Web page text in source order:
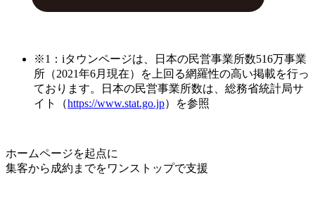
※1：iタウンページは、日本の民営事業所数516万事業
所（2021年6月現在）を上回る網羅性の高い掲載を行っ
ております。日本の民営事業所数は、総務省統計局サ
イト（https://www.stat.go.jp）を参照
ホームページを起点に
集客から成約までをワンストップで支援